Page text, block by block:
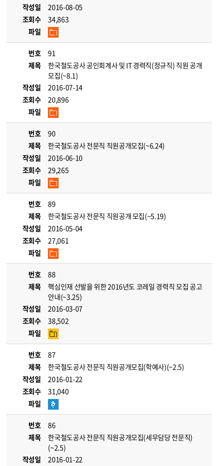
작성일
2016-08-05
조회수
34,863
파일
번호
91
제목
한국철도공사 공인회계사 및 IT 경력직(정규직) 직원 공개
모집(~8.1)
작성일
2016-07-14
조회수
20,896
파일
번호
90
제목
한국철도공사 전문직 직원공개모집(~6.24)
작성일
2016-06-10
조회수
29,265
파일
번호
89
제목
한국철도공사 전문직 직원공개 모집(~5.19)
작성일
2016-05-04
조회수
27,061
파일
번호
88
제목
핵심인재 선발을 위한 2016년도 코레일 경력직 모집 공고
안내(~3.25)
작성일
2016-03-07
조회수
38,502
파일
번호
87
제목
한국철도공사 전문직 직원공개모집(학예사)(~2.5)
작성일
2016-01-22
조회수
31,040
파일
번호
86
제목
한국철도공사 전문직 직원공개모집(세무담당 전문직)
(~2.5)
작성일
2016-01-22